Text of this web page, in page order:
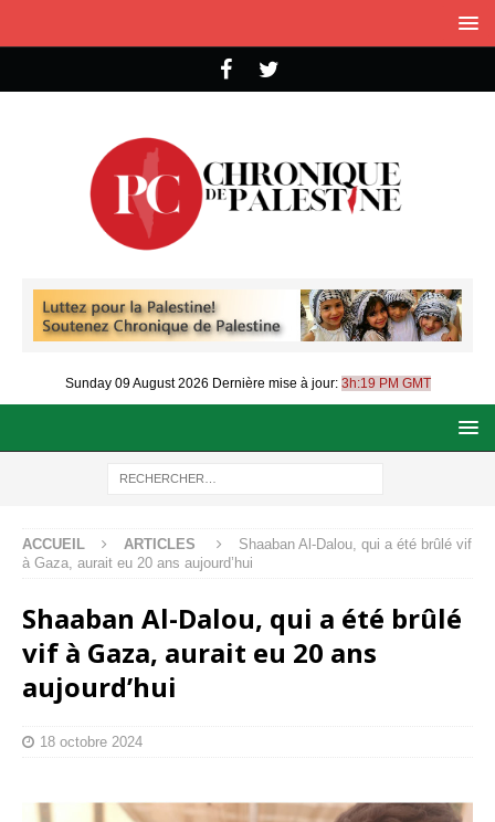
Sunday 09 August 2026 Dernière mise à jour: 3h:19 PM GMT
ACCUEIL ARTICLES
Shaaban Al-Dalou, qui a été brûlé vif
à Gaza, aurait eu 20 ans aujourd’hui
Shaaban Al-Dalou, qui a été brûlé
vif à Gaza, aurait eu 20 ans
aujourd’hui
18 octobre 2024